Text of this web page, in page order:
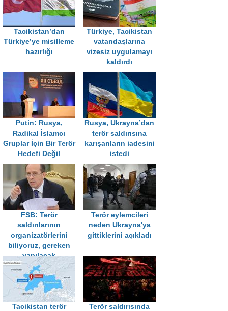
Tacikistan’dan
Türkiye’ye misilleme
hazırlığı
Türkiye, Tacikistan
vatandaşlarına
vizesiz uygulamayı
kaldırdı
Putin: Rusya,
Radikal İslamcı
Gruplar İçin Bir Terör
Hedefi Değil
Rusya, Ukrayna’dan
terör saldırısına
karışanların iadesini
istedi
FSB: Terör
saldırılarının
organizatörlerini
biliyoruz, gereken
yapılacak
Terör eylemcileri
neden Ukrayna'ya
gittiklerini açıkladı
Tacikistan terör
Terör saldırısında